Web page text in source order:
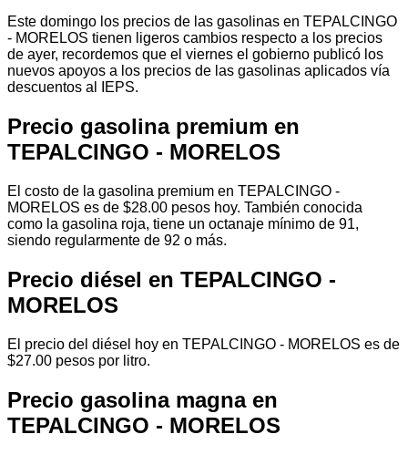
Este domingo los precios de las gasolinas en TEPALCINGO
- MORELOS tienen ligeros cambios respecto a los precios
de ayer, recordemos que el viernes el gobierno publicó los
nuevos apoyos a los precios de las gasolinas aplicados vía
descuentos al IEPS.
Precio gasolina premium en
TEPALCINGO - MORELOS
El costo de la gasolina premium en TEPALCINGO -
MORELOS es de $28.00 pesos hoy. También conocida
como la gasolina roja, tiene un octanaje mínimo de 91,
siendo regularmente de 92 o más.
Precio diésel en TEPALCINGO -
MORELOS
El precio del diésel hoy en TEPALCINGO - MORELOS es de
$27.00 pesos por litro.
Precio gasolina magna en
TEPALCINGO - MORELOS